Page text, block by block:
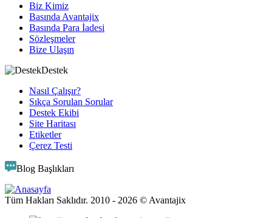
Biz Kimiz
Basında Avantajix
Basında Para İadesi
Sözleşmeler
Bize Ulaşın
Destek
Nasıl Çalışır?
Sıkça Sorulan Sorular
Destek Ekibi
Site Haritası
Etiketler
Çerez Testi
Blog Başlıkları
Tüm Hakları Saklıdır. 2010 - 2026 © Avantajix